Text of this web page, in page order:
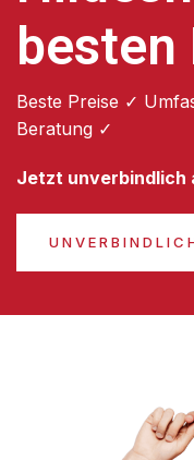
besten
Beste Preise ✓
Beratung ✓
Jetzt unverbindlich